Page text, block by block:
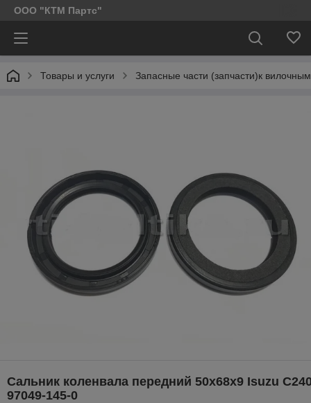
ООО "КТМ Партс"
Товары и услуги Запасные части (запчасти)к
Сальник коленвала передний 50x68x9 Isuzu
97049-145-0